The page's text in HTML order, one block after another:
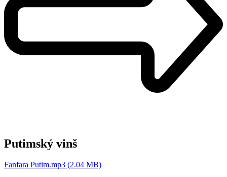
Putimský vinš
Fanfara Putim.mp3 (2.04 MB)